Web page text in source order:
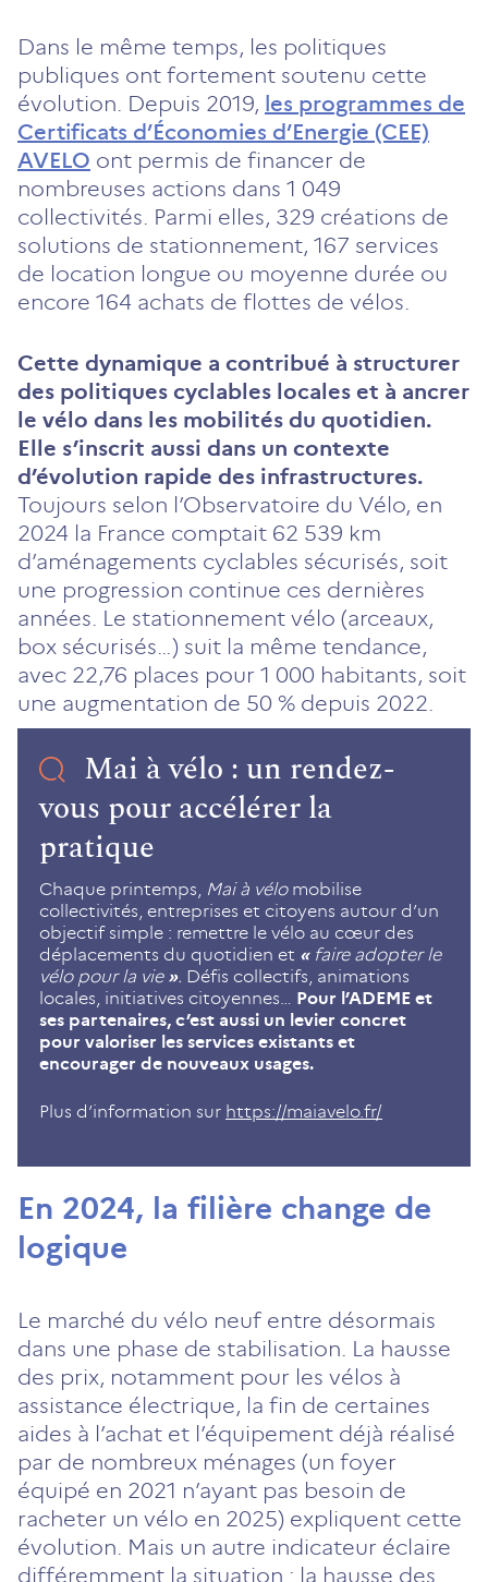
Dans le même temps, les politiques
publiques ont fortement soutenu cette
évolution. Depuis 2019, les programmes de
Certificats d’Économies d’Energie (CEE)
AVELO ont permis de financer de
nombreuses actions dans 1 049
collectivités. Parmi elles, 329 créations de
solutions de stationnement, 167 services
de location longue ou moyenne durée ou
encore 164 achats de flottes de vélos.
Cette dynamique a contribué à structurer
des politiques cyclables locales et à ancrer
le vélo dans les mobilités du quotidien.
Elle s’inscrit aussi dans un contexte
d’évolution rapide des infrastructures.
Toujours selon l’Observatoire du Vélo, en
2024 la France comptait 62 539 km
d’aménagements cyclables sécurisés, soit
une progression continue ces dernières
années. Le stationnement vélo (arceaux,
box sécurisés…) suit la même tendance,
avec 22,76 places pour 1 000 habitants, soit
une augmentation de 50 % depuis 2022.
Mai à vélo : un rendez-
vous pour accélérer la
pratique
Chaque printemps, Mai à vélomobilise
collectivités, entreprises et citoyens autour d’un
objectif simple : remettre le vélo au cœur des
déplacements du quotidien et « faire adopter le
vélo pour la vie ». Défis collectifs, animations
locales, initiatives citoyennes… Pour l’ADEME et
ses partenaires, c’est aussi un levier concret
pour valoriser les services existants et
encourager de nouveaux usages.
Plus d’information sur https://maiavelo.fr/
En 2024, la filière change de
logique
Le marché du vélo neuf entre désormais
dans une phase de stabilisation. La hausse
des prix, notamment pour les vélos à
assistance électrique, la fin de certaines
aides à l’achat et l’équipement déjà réalisé
par de nombreux ménages (un foyer
équipé en 2021 n’ayant pas besoin de
racheter un vélo en 2025) expliquent cette
évolution. Mais un autre indicateur éclaire
différemment la situation : la hausse des